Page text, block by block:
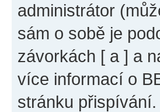
administrátor
sám o sobě je
závorkách [ a ] a
více informací o
stránku přispívání.